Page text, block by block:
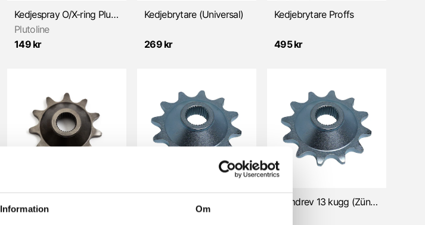
Information Om
Kedjespray O/X-ring Plutoline 500ml
Plutoline
149 kr
Kedjebrytare (Universal)
269 kr
Kedjebrytare Proffs
495 kr
Framdrev 13 kugg (Zündapp 2/3 vxl) Kupat/Små splines